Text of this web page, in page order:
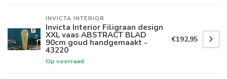
INVICTA INTERIOR
Invicta Interior Filigraan design
XXL vaas ABSTRACT BLAD
90cm goud handgemaakt -
43220
Op voorraad
€192,95